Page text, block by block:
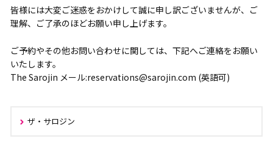
皆様には大変ご迷惑をおかけして誠に申し訳ございませんが、ご
理解、ご了承のほどお願い申し上げます。
ご予約やその他お問い合わせに関しては、下記へご連絡をお願い
いたします。
The Sarojin メール:reservations@sarojin.com (英語可)
ザ・サロジン